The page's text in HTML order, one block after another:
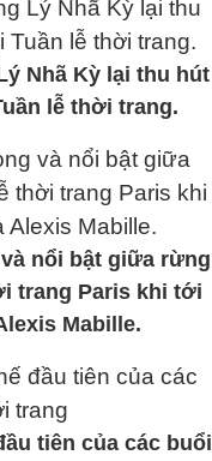
Nhã Kỳ lại thu hút
lễ thời trang.
nổi bật giữa rừng
trang Paris khi tới
Mabille.
tiên của các buổi